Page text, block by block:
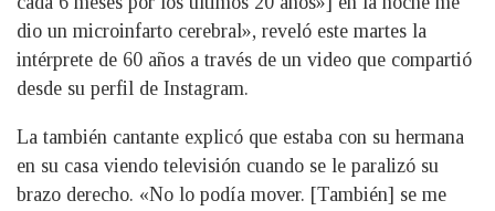
dio un microinfarto cerebral», reveló este martes la
intérprete de 60 años a través de un video que compartió
desde su perfil de Instagram.
La también cantante explicó que estaba con su hermana
en su casa viendo televisión cuando se le paralizó su
brazo derecho. «No lo podía mover. [También] se me